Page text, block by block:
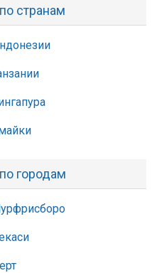
странам
городам